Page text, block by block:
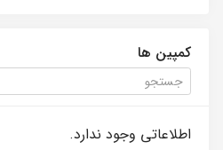
کمپین ها
اطلاعاتی وجود ندارد.